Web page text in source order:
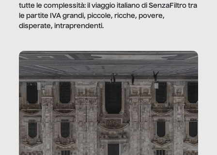
tutte le complessità: il viaggio italiano di SenzaFiltro tra
le partite IVA grandi, piccole, ricche, povere,
disperate, intraprendenti.